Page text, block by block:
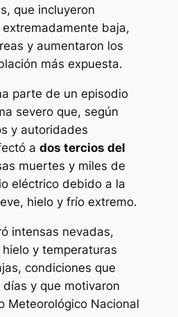
que incluyeron
baja,
y aumentaron los
más expuesta.
parte de un episodio
severo que, según
y autoridades
a dos tercios del
muertes y miles de
eléctrico debido a la
hielo y frío extremo.
intensas nevadas,
y temperaturas
condiciones que
y que motivaron
Meteorológico Nacional